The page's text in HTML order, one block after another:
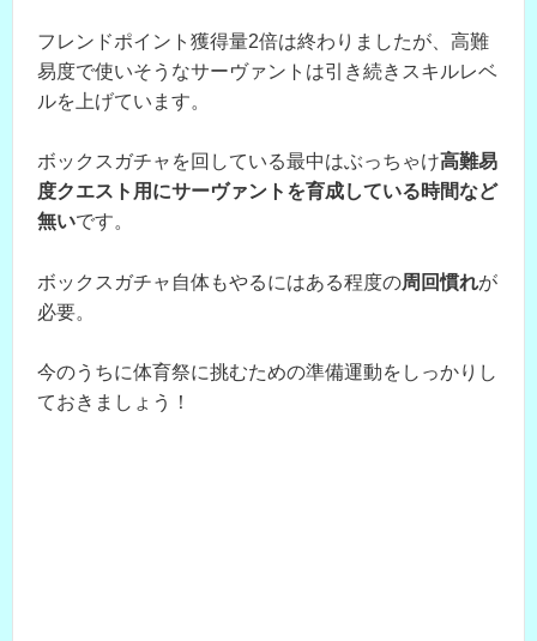
フレンドポイント獲得量2倍は終わりましたが、高難
易度で使いそうなサーヴァントは引き続きスキルレベ
ルを上げています。
ボックスガチャを回している最中はぶっちゃけ高難易
度クエスト用にサーヴァントを育成している時間など
無いです。
ボックスガチャ自体もやるにはある程度の周回慣れが
必要。
今のうちに体育祭に挑むための準備運動をしっかりし
ておきましょう！